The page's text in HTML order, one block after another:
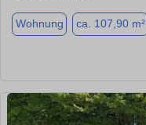
Wohnung ca. 107,90 m²